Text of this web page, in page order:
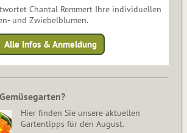
Chantal Remmert Ihre individuellen
und Zwiebelblumen.
Alle Infos & Anmeldung
Hier finden Sie unsere aktuellen
Gartentipps für den August.